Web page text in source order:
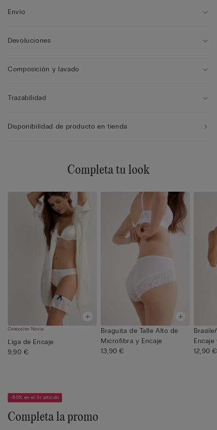
Envío
Devoluciones
Composición y lavado
Trazabilidad
Disponibilidad de producto en tienda
Completa tu look
Colección Novia
Liga de Encaje
9,90 €
Braguita de Talle Alto de
Microfibra y Encaje
13,90 €
12,90 €
-50% en el 3r artículo
Completa la promo